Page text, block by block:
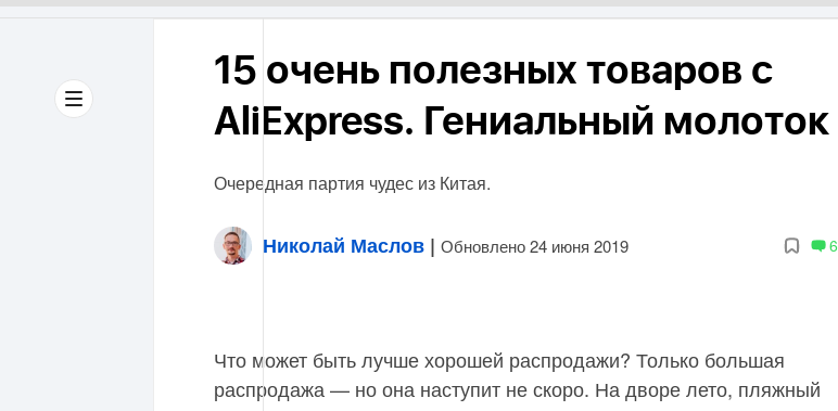
15 очень полезных товаров с
AliExpress. Гениальный молоток
Очередная партия чудес из Китая.
Николай Маслов | Обновлено 24 июня 2019 6
Что может быть лучше хорошей распродажи? Только большая
распродажа — но она наступит не скоро. На дворе лето, пляжный